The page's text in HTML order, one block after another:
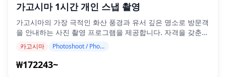
가고시마 1시간 개인 스냅 촬영
가고시마의 가장 극적인 화산 풍경과 유서 깊은 명소로 방문객
을 안내하는 사진 촬영 프로그램을 제공합니다. 자격을 갖춘
사진작가가 진행하는 이 프로그램은 고객님의 여행 일정에 맞
춰 웅장한 사쿠라지마 화산을 배경으로 자연스러운 구도를 포
착하고 이상적인 사진 촬영 장소를 찾아드립니다. (선호하는
카고시마 Photoshoot / Photo tour
₩172243~